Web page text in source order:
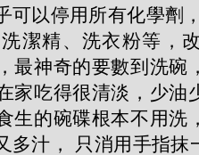
可以停用所有化學劑
潔精、洗衣粉等，
最神奇的要數到洗碗
家吃得很清淡，少油
生的碗碟根本不用洗
多汁， 只消用手指抹